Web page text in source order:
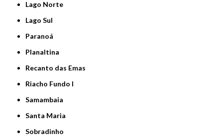
Lago Norte
Lago Sul
Paranoá
Planaltina
Recanto das Emas
Riacho Fundo I
Samambaia
Santa Maria
Sobradinho